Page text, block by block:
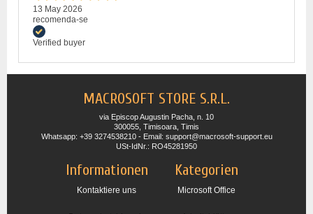
13 May 2026
recomenda-se
Verified buyer
MACROSOFT STORE S.R.L.
via Episcop Augustin Pacha, n. 10
300055, Timisoara, Timis
Whatsapp: +39 3274538210 - Email: support@macrosoft-support.eu
USt-IdNr.: RO45281950
Informationen
Kontaktiere uns
Kategorien
Microsoft Office